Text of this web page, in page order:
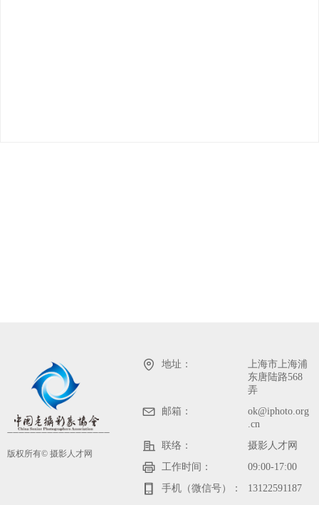
——————————————————
版权所有© 摄影人才网
地址：
上海市上海浦
东唐陆路568
弄
邮箱：
ok@iphoto.org
.cn
联络：
摄影人才网
工作时间：
09:00-17:00
手机（微信号）：
13122591187